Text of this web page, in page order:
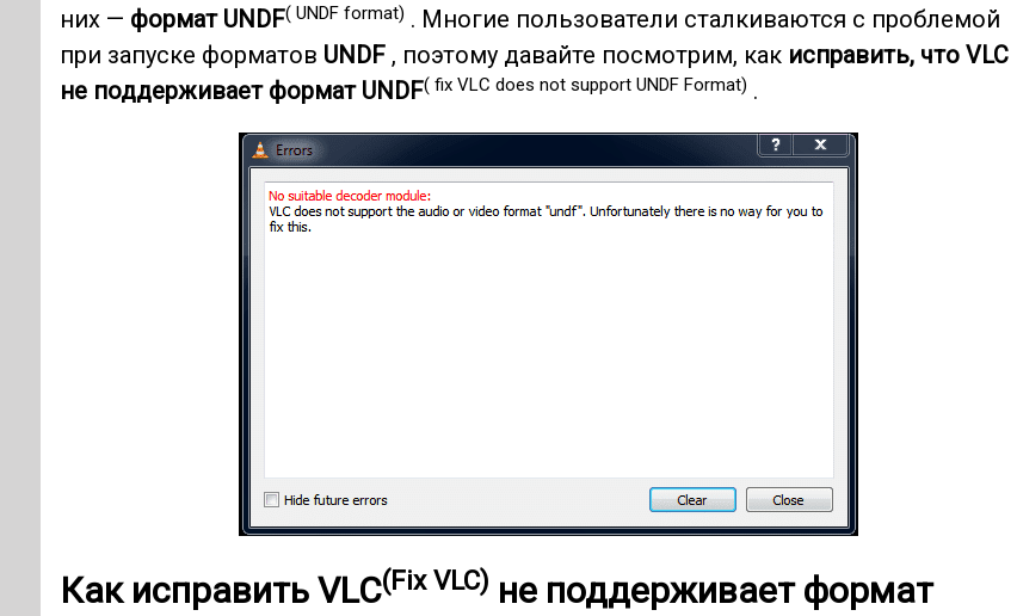
них — формат UNDF( UNDF format) . Многие пользователи сталкиваются с проблемой
при запуске форматов UNDF, поэтому давайте посмотрим, как исправить, что VLC
не поддерживает формат UNDF( fix VLC does not support UNDF Format) .
Как исправить VLC(Fix VLC) не поддерживает формат